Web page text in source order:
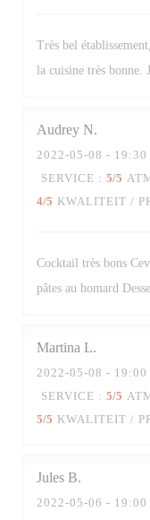
Très bel
la cuisine très bonne.
Audrey N
2022-05-08 - 19:30
SERVICE : 5/5
4/5 KWALITEIT /
Cocktail très bons
pâtes au homard
Martina L
2022-05-08 - 19:00
SERVICE : 5/5
5/5 KWALITEIT /
Jules B
2022-05-06 - 19:00